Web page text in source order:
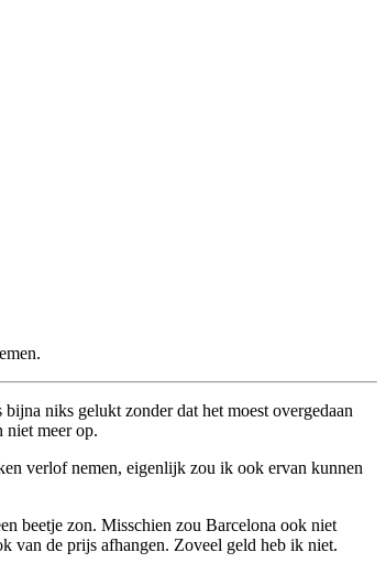
niks gelukt zonder dat het moest overgedaan
niet meer op.
verlof nemen, eigenlijk zou ik ook ervan kunnen
beetje zon. Misschien zou Barcelona ook niet
van de prijs afhangen. Zoveel geld heb ik niet.